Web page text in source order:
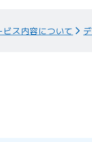
ビス内容について